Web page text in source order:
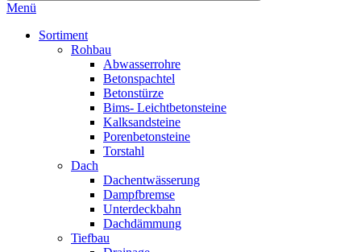
Menü
Sortiment
Rohbau
Abwasserrohre
Betonspachtel
Betonstürze
Bims- Leichtbetonsteine
Kalksandsteine
Porenbetonsteine
Torstahl
Dach
Dachentwässerung
Dampfbremse
Unterdeckbahn
Dachdämmung
Tiefbau